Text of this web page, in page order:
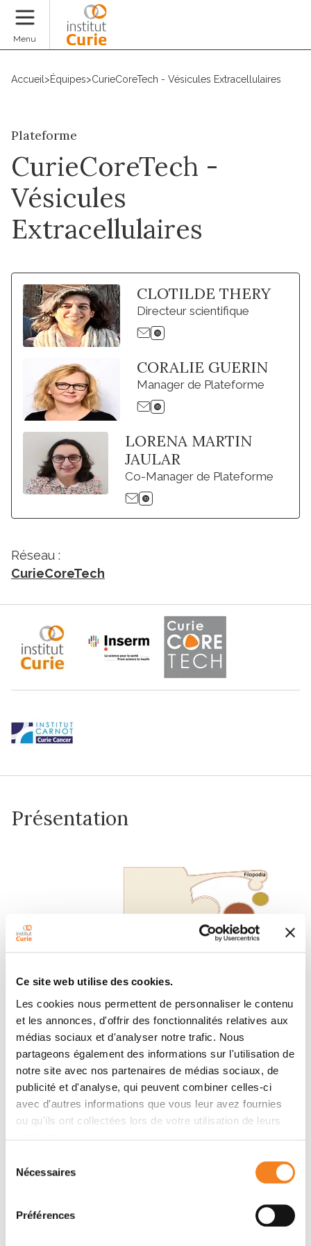
Ce site web utilise des cookies.
Les cookies nous permettent de personnaliser le contenu
et les annonces, d'offrir des fonctionnalités relatives aux
médias sociaux et d'analyser notre trafic. Nous
partageons également des informations sur l'utilisation de
notre site avec nos partenaires de médias sociaux, de
publicité et d'analyse, qui peuvent combiner celles-ci
avec d'autres informations que vous leur avez fournies
ou qu'ils ont collectées lors de votre utilisation de leurs
Nécessaires
Préférences
Menu
Accueil >Équipes>CurieCoreTech - Vésicules Extracellulaires
Plateforme
CurieCoreTech -
Vésicules
Extracellulaires
CLOTILDE THERY
Directeur scientifique
CORALIE GUERIN
Manager de Plateforme
LORENA MARTIN
JAULAR
Co-Manager de Plateforme
Réseau :
CurieCoreTech
Présentation
La Plateforme de Vésicules Extracellulaires de l’Institut
Curie est dirigée conjointement par Coralie Guérin et
Clotilde Théry, expertes reconnues
internationalement en, respectivement, cytométrie de
propose son expertise dans l’isolation et la
(exosomes, ectosomes, microvésicules : Cocozza,…
Théry, Cell 2020), suivant les recommandations